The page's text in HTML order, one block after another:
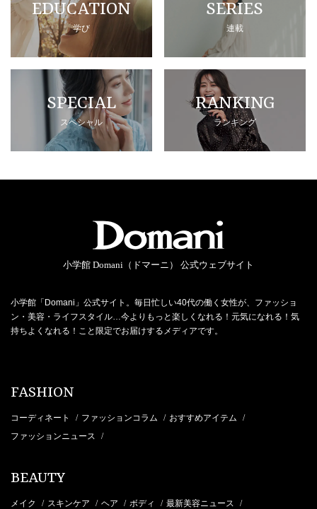
EDUCATION
学び
SERIES
連載
SPECIAL
スペシャル
RANKING
ランキング
小学館 Domani（ドマーニ） 公式ウェブサイト
小学館「Domani」公式サイト。毎日忙しい40代の働く女性が、ファッショ
ン・美容・ライフスタイル…今よりもっと楽しくなれる！元気になれる！気
持ちよくなれる！こと限定でお届けするメディアです。
FASHION
コーディネート / ファッションコラム / おすすめアイテム /
ファッションニュース /
BEAUTY
メイク / スキンケア / ヘア / ボディ / 最新美容ニュース /